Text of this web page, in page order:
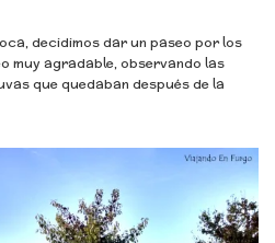
decidimos dar un paseo por los
muy agradable, observando las
que quedaban después de la